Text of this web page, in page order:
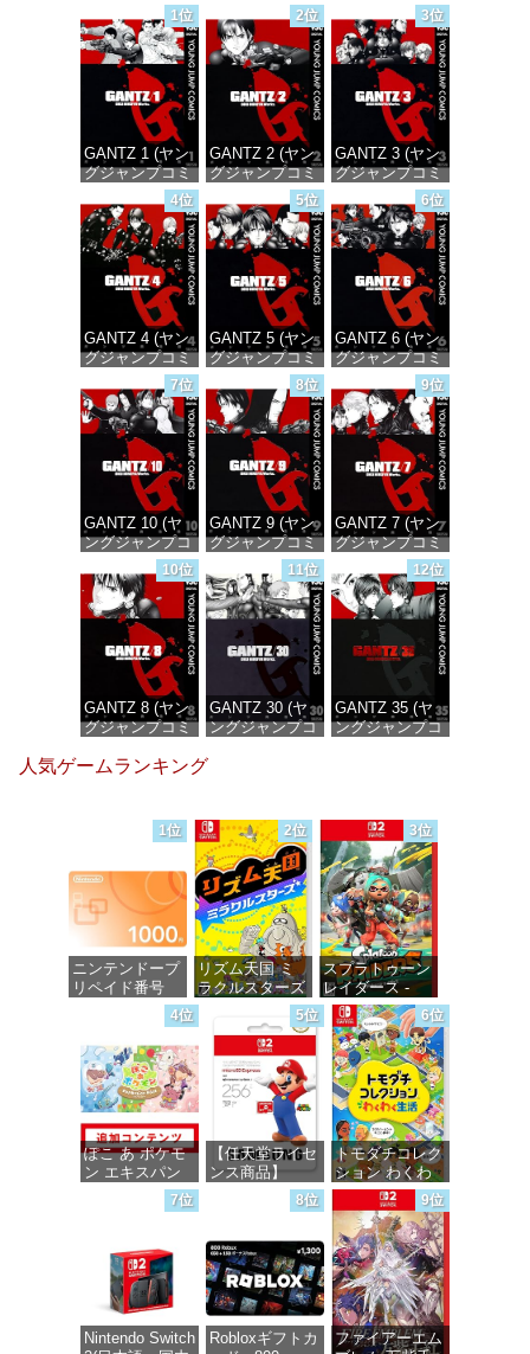
1位
GANTZ 1 (ヤン
グジャンプコミ
ックスDIGITAL)
価格：¥100
2位
GANTZ 2 (ヤン
グジャンプコミ
ックスDIGITAL)
価格：¥100
3位
GANTZ 3 (ヤン
グジャンプコミ
ックスDIGITAL)
価格：¥100
4位
GANTZ 4 (ヤン
グジャンプコミ
ックスDIGITAL)
価格：¥100
5位
GANTZ 5 (ヤン
グジャンプコミ
ックスDIGITAL)
価格：¥100
6位
GANTZ 6 (ヤン
グジャンプコミ
ックスDIGITAL)
価格：¥100
7位
GANTZ 10 (ヤ
ングジャンプコ
DIGITAL)
価格：¥100
8位
GANTZ 9 (ヤン
グジャンプコミ
ックスDIGITAL)
価格：¥100
9位
GANTZ 7 (ヤン
グジャンプコミ
ックスDIGITAL)
価格：¥100
10位
GANTZ 8 (ヤン
グジャンプコミ
11位
GANTZ 30 (ヤ
ングジャンプコ
12位
GANTZ 35 (ヤ
ングジャンプコ
人気ゲームランキング
1位
ニンテンドープ
リペイド番号
1000円|オンラ
価格：¥1,000
2位
リズム天国 ミ
ラクルスターズ
-Switch
価格：¥5,645
3位
スプラトゥーン
レイダース -
Switch2
価格：¥6,446
4位
ぽこ あ ポケモ
ン エキスパン
ションパス|オン
ラインコード版
価格：¥4,400
5位
【任天堂ライセ
ンス商品】
256GB for
Nintendo Switch
2（サムスン マ
イクロSDエク
スプレスカード
256GB）
6位
トモダチコレク
ション わくわ
く生活 -Switch
価格：¥6,145
7位
Nintendo Switch
8位
Robloxギフトカ
9位
ファイアーエム